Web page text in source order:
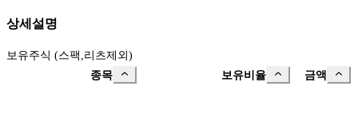
상세설명
보유주식 (스팩,리츠제외)
종목
보유비율 금액